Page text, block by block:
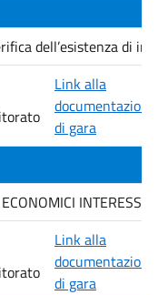
dell’esistenza di
Link alla
documentazione
di gara
ECONOMICI
Link alla
documentazione
di gara